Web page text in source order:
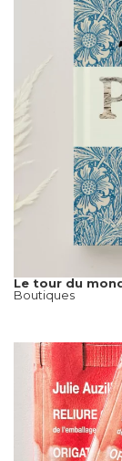
Le tour du
Boutiques